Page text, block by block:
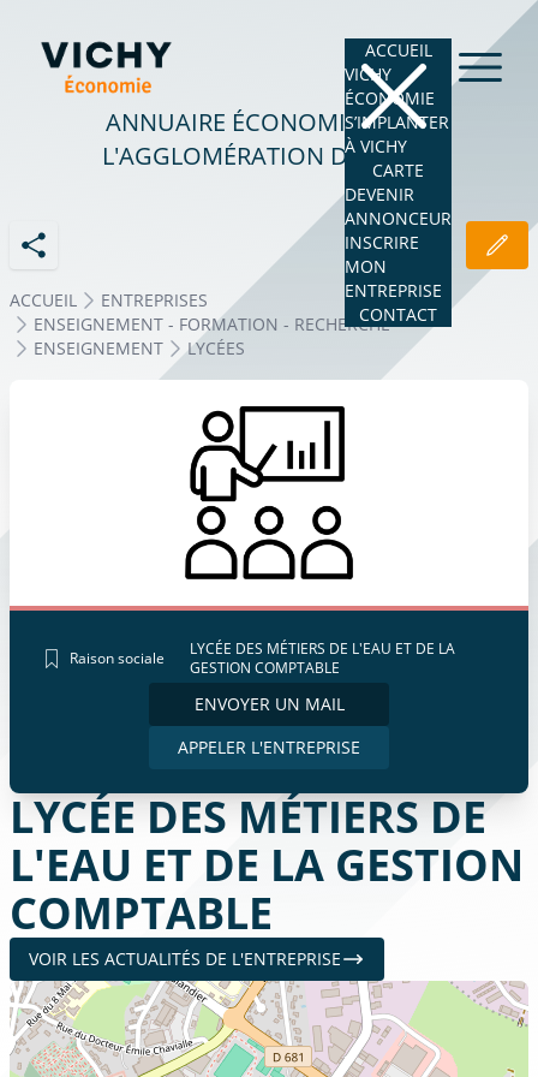
ACCUEIL
VICHY
ÉCONOMIE
S’IMPLANTER
À VICHY
CARTE
DEVENIR
ANNONCEUR
INSCRIRE
MON
ENTREPRISE
CONTACT
ANNUAIRE ÉCONOMIQUE DE
L'AGGLOMÉRATION DE VICHY
ACCUEIL
ENTREPRISES
ENSEIGNEMENT - FORMATION - RECHERCHE
ENSEIGNEMENT
LYCÉES
Raison sociale
LYCÉE DES MÉTIERS DE L'EAU ET DE LA
GESTION COMPTABLE
ENVOYER UN MAIL
APPELER L'ENTREPRISE
LYCÉE DES MÉTIERS DE
L'EAU ET DE LA GESTION
COMPTABLE
VOIR LES ACTUALITÉS DE L'ENTREPRISE